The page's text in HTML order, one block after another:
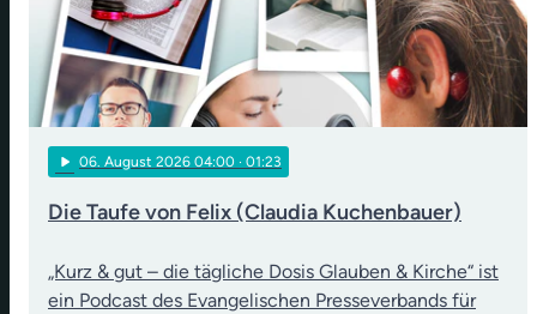
play_arrow 06. August 2026 04:00 · 01:23
Die Taufe von Felix (Claudia Kuchenbauer)
„Kurz & gut – die tägliche Dosis Glauben & Kirche“ ist
ein Podcast des Evangelischen Presseverbands für